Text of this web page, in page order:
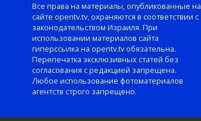
Все права на материалы, опубликованные на
сайте opentv.tv, охраняются в соответствии с
законодательством Израиля. При
использовании материалов сайта
гиперссылка на opentv.tv обязательна.
Перепечатка эксклюзивных статей без
согласования с редакцией запрещена.
Любое использование фотоматериалов
агентств строго запрещено.